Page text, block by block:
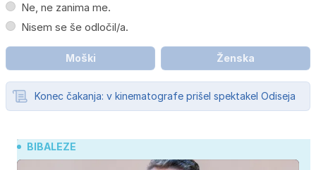
Ne, ne zanima me.
Nisem se še odločil/a.
Moški Ženska
Konec čakanja: v kinematografe prišel spektakel Odiseja
BIBALEZE